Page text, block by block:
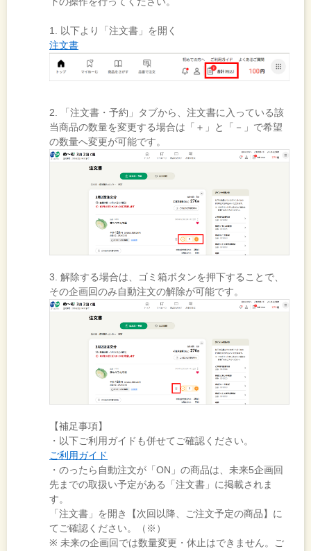
1. 以下より「注文書」を開く
注文書
2. 「注文書・予約」タブから、注文書に入っている該
当商品の数量を変更する場合は「＋」と「－」で希望
の数量へ変更が可能です。
3. 解除する場合は、ゴミ箱ボタンを押下することで、
その企画回のみ自動注文の解除が可能です。
【補足事項】
・以下ご利用ガイドも併せてご確認ください。
ご利用ガイド
・のったら自動注文が「ON」の商品は、未来5企画回
先までの取扱い予定がある「注文書」に掲載されま
す。
「注文書」を開き【次回以降、ご注文予定の商品】に
てご確認ください。（※）
※ 未来の企画回では数量変更・休止はできません。ご